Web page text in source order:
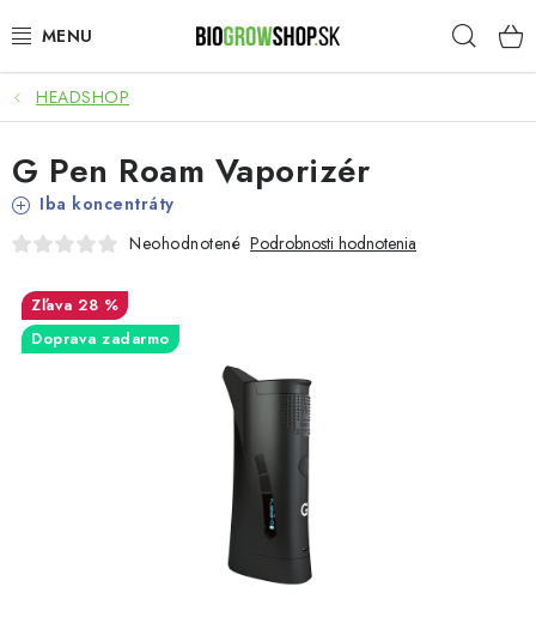
na
PESTOVANIE
HEADSHOP
NOVINKY
TOTÁLNY VÝPREDAJ
Podmienky ochrany osobných údajov
Veľkoobchod
HEADSHOP
G Pen Roam Vaporizér
Iba koncentráty
Neohodnotené Podrobnosti hodnotenia
28 %
Doprava zadarmo